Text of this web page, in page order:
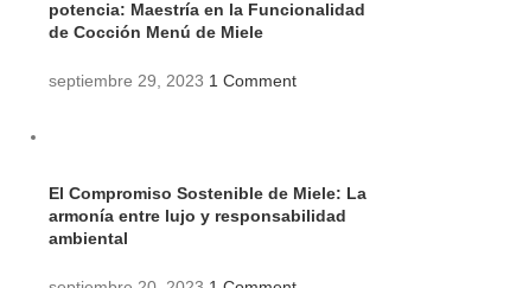
potencia: Maestría en la Funcionalidad
de Cocción Menú de Miele
septiembre 29, 2023 1 Comment
El Compromiso Sostenible de Miele: La
armonía entre lujo y responsabilidad
ambiental